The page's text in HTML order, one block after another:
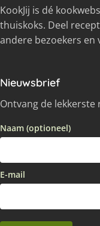
KookJij is dé
thuiskoks. Deel
andere bezoekers en
Nieuwsbrief
Ontvang de
Naam (optioneel)
E-mail